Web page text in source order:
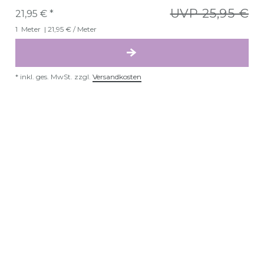
UVP 25,95 €
21,95 € *
1 Meter | 21,95 € / Meter
* inkl. ges. MwSt. zzgl. Versandkosten